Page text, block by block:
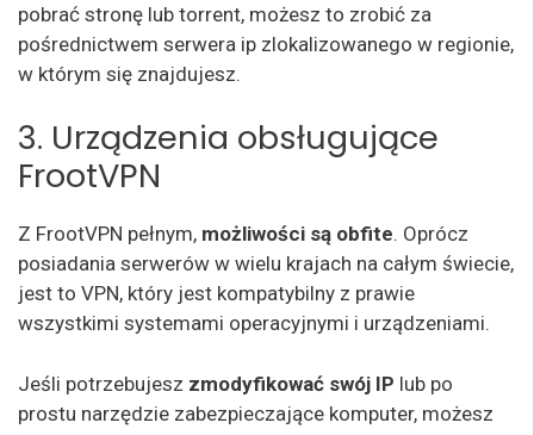
pobrać stronę lub torrent, możesz to zrobić za
pośrednictwem serwera ip zlokalizowanego w regionie,
w którym się znajdujesz.
3. Urządzenia obsługujące
FrootVPN
Z FrootVPN pełnym, możliwości są obfite. Oprócz
posiadania serwerów w wielu krajach na całym świecie,
jest to VPN, który jest kompatybilny z prawie
wszystkimi systemami operacyjnymi i urządzeniami.
Jeśli potrzebujesz zmodyfikować swój IP lub po
prostu narzędzie zabezpieczające komputer, możesz